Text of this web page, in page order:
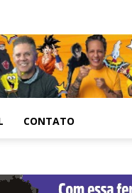
CONTATO